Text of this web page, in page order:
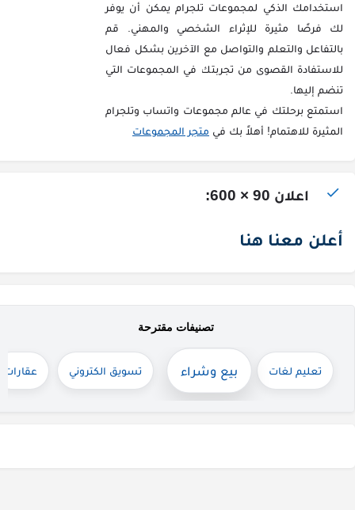
استخدامك الذكي لمجموعات تلجرام يمكن أن يوفر
لك فرصًا مثيرة للإثراء الشخصي والمهني. قم
بالتفاعل والتعلم والتواصل مع الآخرين بشكل فعال
للاستفادة القصوى من تجربتك في المجموعات التي
تنضم إليها.
استمتع برحلتك في عالم مجموعات واتساب وتلجرام
المثيرة للاهتمام! أهلاً بك في متجر المجموعات
اعلان 90 × 600:
أعلن معنا هنا
تصنيفات مقترحة
تعليم لغات بيع وشراء تسويق الكتروني عقارات